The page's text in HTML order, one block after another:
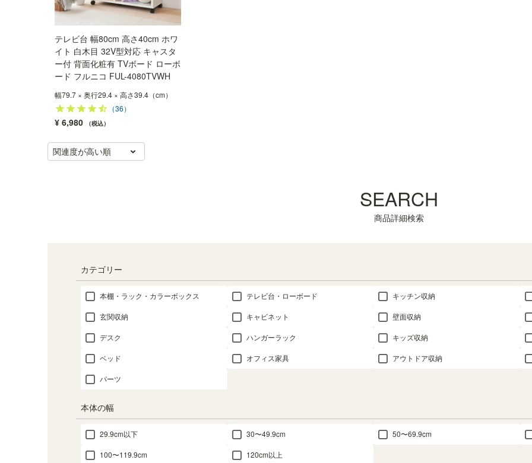
テレビ台 幅80cm 高さ40cm ホワ
イト 白木目 32V型対応 キャスタ
ー付 背面化粧有 TVボード ローボ
ード フルニコ FUL-4080TVWH
幅79.7 × 奥行29.4 × 高さ39.4（cm）
（36）
¥ 6,980 税込
関連度が高い順
SEARCH
商品詳細検索
カテゴリー
本棚・ラック・カラーボックス テレビ台・ローボード キッチン収納
玄関収納 キャビネット 壁面収納
デスク ハンガーラック キッズ収納
ベッド オフィス家具 アウトドア収納
パーツ
本体の幅
29.9cm以下 30〜49.9cm 50〜69.9cm
100〜119.9cm 120cm以上